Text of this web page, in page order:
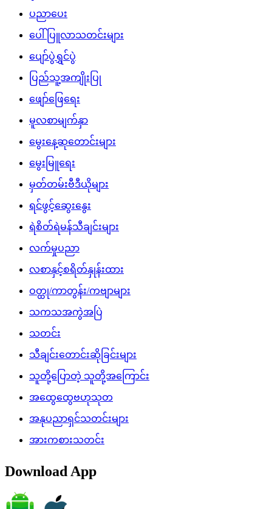
ပညာပေး
ပေါ်ပြူလာသတင်းများ
ပျော်ပွဲရွှင်ပွဲ
ပြည်သူ့အကျိုးပြု
ဖျော်ဖြေရေး
မူလစာမျက်နှာ
မွေးနေ့ဆုတောင်းများ
မွေးမြူရေး
မှတ်တမ်းဗီဒီယိုများ
ရင်ဖွင့်ဆွေးနွေး
ရဲစိတ်ရဲမန်သီချင်းများ
လက်မှုပညာ
လစာနှင့်စရိတ်နှုန်းထား
ဝတ္ထု/ကာတွန်း/ကဗျာများ
သကသအကွဲအပြဲ
သတင်း
သီချင်းတောင်းဆိုခြင်းများ
သူတို့ပြောတဲ့ သူတို့အကြောင်း
အထွေထွေဗဟုသုတ
အနုပညာရှင်သတင်းများ
အားကစားသတင်း
Download App